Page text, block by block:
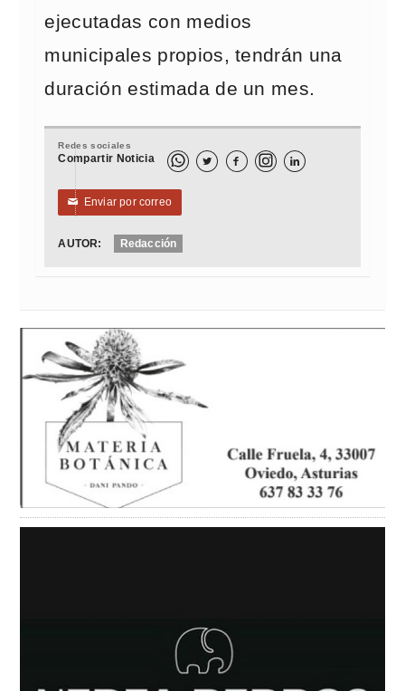
ejecutadas con medios
municipales propios, tendrán una
duración estimada de un mes.
Redes sociales
Compartir Noticia   
✉ Enviar por correo
AUTOR: Redacción